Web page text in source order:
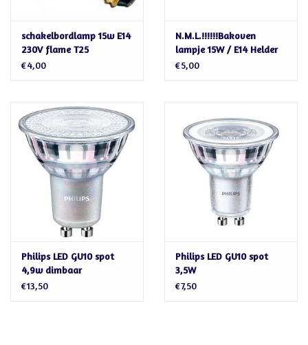
schakelbordlamp 15w E14
230V flame T25
€4,00
N.M.L.!!!!!!Bakoven
lampje 15W / E14 Helder
zie vervanger osram
€5,00
Philips LED GU10 spot
4,9w dimbaar
€13,50
Philips LED GU10 spot
3,5W
€7,50